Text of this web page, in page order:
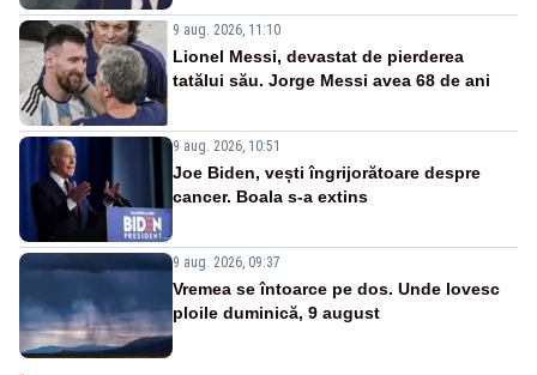
9 aug. 2026, 11:10
Lionel Messi, devastat de pierderea
tatălui său. Jorge Messi avea 68 de ani
9 aug. 2026, 10:51
Joe Biden, vești îngrijorătoare despre
cancer. Boala s-a extins
9 aug. 2026, 09:37
Vremea se întoarce pe dos. Unde lovesc
ploile duminică, 9 august